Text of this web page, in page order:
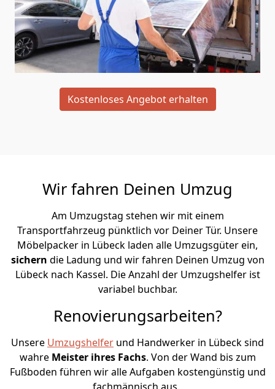
Kostenloses Angebot erhalten
Wir fahren Deinen Umzug
Am Umzugstag stehen wir mit einem
Transportfahrzeug pünktlich vor Deiner Tür. Unsere
Möbelpacker in Lübeck laden alle Umzugsgüter ein,
sichern die Ladung und wir fahren Deinen Umzug von
Lübeck nach Kassel. Die Anzahl der Umzugshelfer ist
variabel buchbar.
Renovierungsarbeiten?
Unsere Umzugshelfer und Handwerker in Lübeck sind
wahre Meister ihres Fachs. Von der Wand bis zum
Fußboden führen wir alle Aufgaben kostengünstig und
fachmännisch aus.